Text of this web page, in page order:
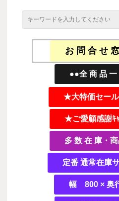
お 問 合
●●全 商 品
★大特価セ
★ご愛顧感謝
多 数 在 庫
定番 通常在
幅 800 ×